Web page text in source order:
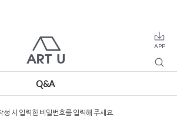
Q&A
성 시 입력한 비밀번호를 입력해 주세요.